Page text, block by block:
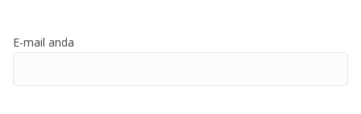
E-mail anda